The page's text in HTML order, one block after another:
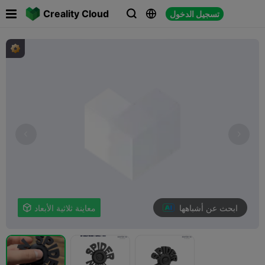
Creality Cloud   تسجيل الدخول
 معاينة ثلاثية الأبعاد ابحث عن أشباهها